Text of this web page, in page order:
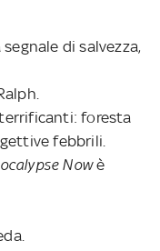
di salvezza,
foresta
febbrili.
Nowè